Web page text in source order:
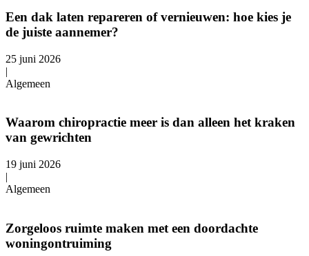
Een dak laten repareren of vernieuwen: hoe kies je
de juiste aannemer?
25 juni 2026
|
Algemeen
Waarom chiropractie meer is dan alleen het kraken
van gewrichten
19 juni 2026
|
Algemeen
Zorgeloos ruimte maken met een doordachte
woningontruiming